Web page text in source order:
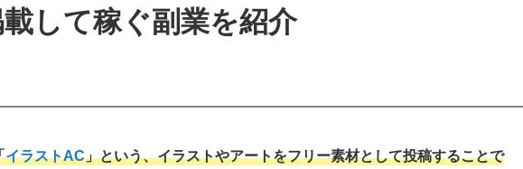
して稼ぐ副業を紹介
イラストAC」という、イラストやアートをフリー素材として投稿することで